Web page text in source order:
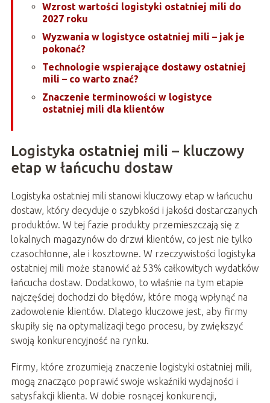
Wzrost wartości logistyki ostatniej mili do
2027 roku
Wyzwania w logistyce ostatniej mili – jak je
pokonać?
Technologie wspierające dostawy ostatniej
mili – co warto znać?
Znaczenie terminowości w logistyce
ostatniej mili dla klientów
Logistyka ostatniej mili – kluczowy
etap w łańcuchu dostaw
Logistyka ostatniej mili stanowi kluczowy etap w łańcuchu
dostaw, który decyduje o szybkości i jakości dostarczanych
produktów. W tej fazie produkty przemieszczają się z
lokalnych magazynów do drzwi klientów, co jest nie tylko
czasochłonne, ale i kosztowne. W rzeczywistości logistyka
ostatniej mili może stanowić aż 53% całkowitych wydatków
łańcucha dostaw. Dodatkowo, to właśnie na tym etapie
najczęściej dochodzi do błędów, które mogą wpłynąć na
zadowolenie klientów. Dlatego kluczowe jest, aby firmy
skupiły się na optymalizacji tego procesu, by zwiększyć
swoją konkurencyjność na rynku.
Firmy, które zrozumieją znaczenie logistyki ostatniej mili,
mogą znacząco poprawić swoje wskaźniki wydajności i
satysfakcji klienta. W dobie rosnącej konkurencji,